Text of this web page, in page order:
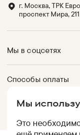
Мы
Это
г. Москва, ТРК
проспект Мира,
Мы в соцсетях
Способы оплаты
Партнеры